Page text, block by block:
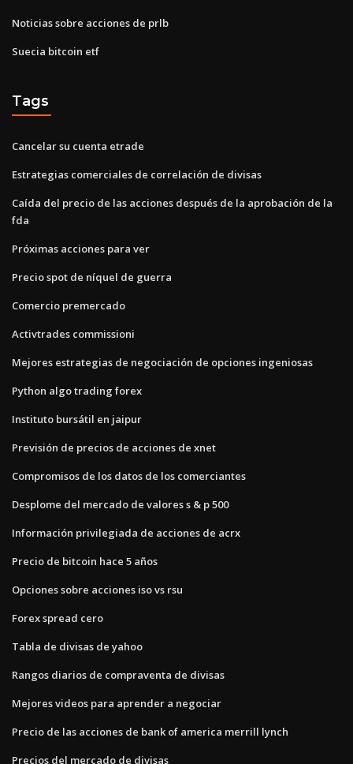
Noticias sobre acciones de prlb
Suecia bitcoin etf
Tags
Cancelar su cuenta etrade
Estrategias comerciales de correlación de divisas
Caída del precio de las acciones después de la aprobación de la
fda
Próximas acciones para ver
Precio spot de níquel de guerra
Comercio premercado
Activtrades commissioni
Mejores estrategias de negociación de opciones ingeniosas
Python algo trading forex
Instituto bursátil en jaipur
Previsión de precios de acciones de xnet
Compromisos de los datos de los comerciantes
Desplome del mercado de valores s & p 500
Información privilegiada de acciones de acrx
Precio de bitcoin hace 5 años
Opciones sobre acciones iso vs rsu
Forex spread cero
Tabla de divisas de yahoo
Rangos diarios de compraventa de divisas
Mejores videos para aprender a negociar
Precio de las acciones de bank of america merrill lynch
Precios del mercado de divisas